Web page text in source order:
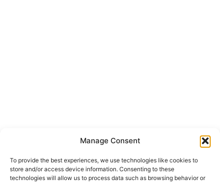
Manage Consent
To provide the best experiences, we use technologies like cookies to
store and/or access device information. Consenting to these
technologies will allow us to process data such as browsing behavior or